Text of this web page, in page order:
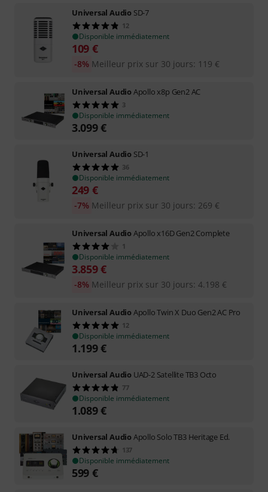
Universal Audio SD-7
12
Disponible immédiatement
109 €
Meilleur prix sur 30 jours: 119 €
-8%
Universal AudioApollo x8p Gen2 AC
3
Disponible immédiatement
3.099€
Universal Audio SD-1
36
Disponible immédiatement
249 €
Meilleur prix sur 30 jours: 269 €
-7%
Universal AudioApollo x16D Gen2 Complete
1
Disponible immédiatement
3.859€
Meilleur prix sur 30 jours: 4.198 €
-8%
Universal AudioApollo Twin X Duo Gen2 AC Pro
12
Disponible immédiatement
1.199€
Universal Audio UAD-2 Satellite TB3 Octo
77
Disponible immédiatement
1.089€
Universal AudioApollo Solo TB3 Heritage Ed.
137
Disponible immédiatement
599 €